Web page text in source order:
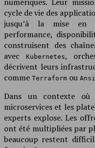
cycle de vie des
jusqu’à la mise en
performance,
construisent des
avec
Kubernetes,
décrivent leurs
comme Terraform ou
Dans un contexte où
microservices et les
experts explose. Les
ont été multipliées par
beaucoup restent